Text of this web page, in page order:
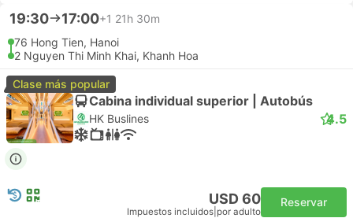
19:30 17:00+1 21h 30m
76 Hong Tien, Hanoi
2 Nguyen Thi Minh Khai, Khanh Hoa
Clase más popular
Cabina individual superior | Autobús
HK Buslines 4.5
USD 60
Impuestos incluidos por adulto
Reservar